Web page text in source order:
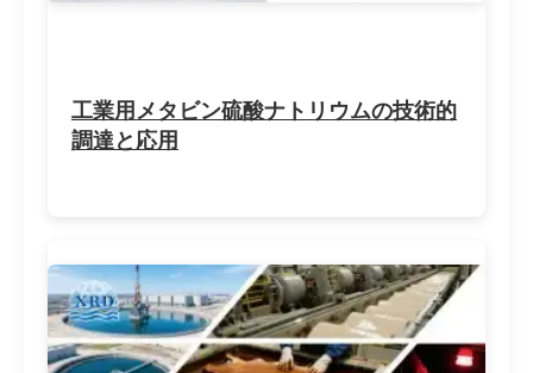
工業用メタビン硫酸ナトリウムの技術的
調達と応用